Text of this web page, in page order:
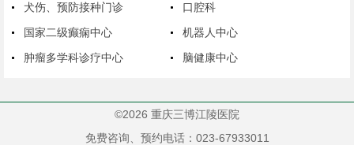
犬伤、预防接种门诊
口腔科
国家二级癫痫中心
机器人中心
肿瘤多学科诊疗中心
脑健康中心
©2026 重庆三博江陵医院
免费咨询、预约电话：023-67933011